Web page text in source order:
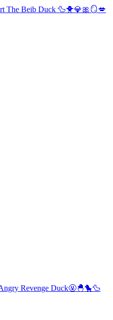
The Beib Duck 🦆🐥💎🎀🪞💋
Revenge Duck🤬🐣🐤🦆